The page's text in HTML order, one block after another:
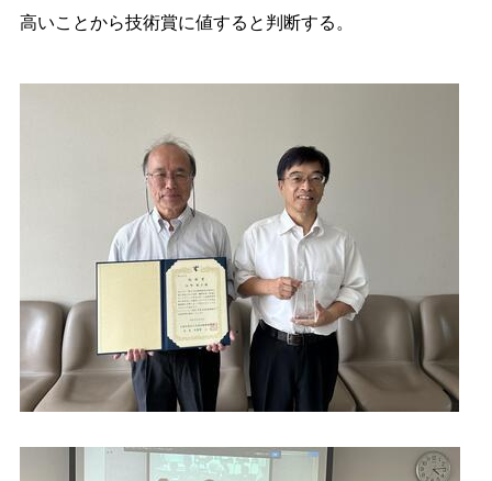
高いことから技術賞に値すると判断する。